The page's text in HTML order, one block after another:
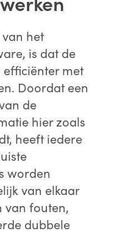
het
is dat de
met
Doordat een
de
hier zoals
heeft iedere
worden
van elkaar
van fouten,
dubbele